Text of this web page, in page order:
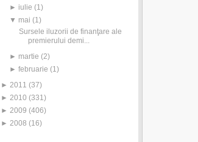
► iulie (1)
▼ mai (1)
Sursele iluzorii de finanţare ale
premierului demi...
► martie (2)
►februarie (1)
► 2011 (37)
► 2010 (331)
► 2009 (406)
► 2008 (16)